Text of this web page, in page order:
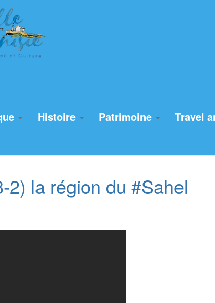
Histoire Patrimoine
Travel
2) la région du #Sahel